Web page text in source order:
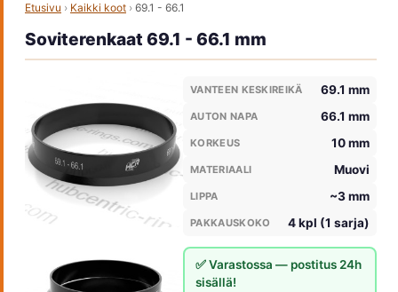
Etusivu › Kaikki koot › 69.1 - 66.1
Soviterenkaat 69.1 - 66.1 mm
VANTEEN KESKIREIKÄ 69.1 mm
AUTON NAPA 66.1 mm
KORKEUS 10 mm
MATERIAALI Muovi
LIPPA ~3 mm
PAKKAUSKOKO 4 kpl (1 sarja)
✅ Varastossa — postitus 24h
sisällä!